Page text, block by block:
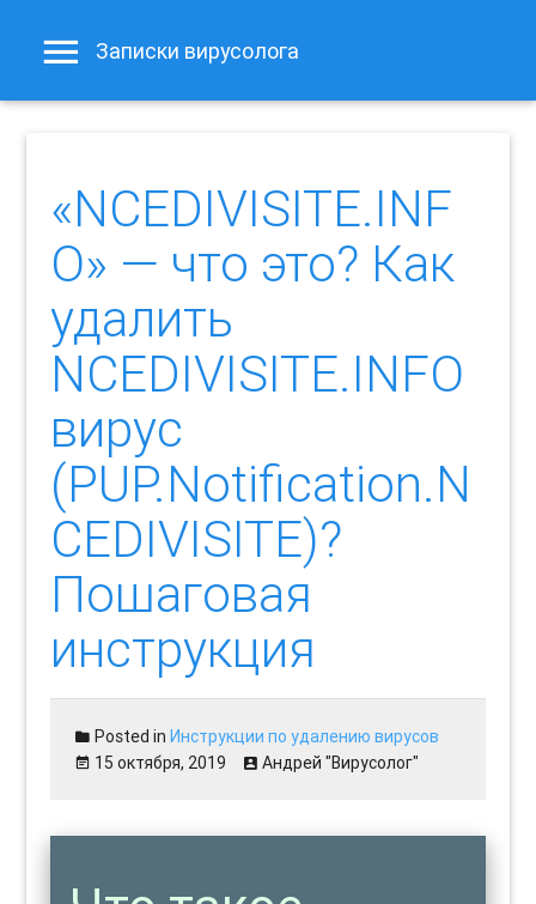
Записки вирусолога
«NCEDIVISITE.INF
O» — что это? Как
удалить
NCEDIVISITE.INFO
вирус
(PUP.Notification.N
CEDIVISITE)?
Пошаговая
инструкция
Posted inИнструкции по удалению вирусов
15 октября, 2019
Андрей "Вирусолог"